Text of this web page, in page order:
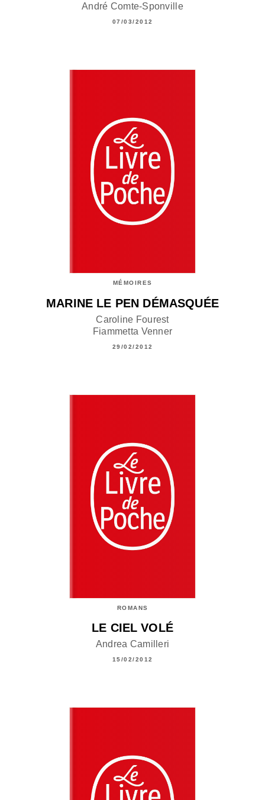
André Comte-Sponville
07/03/2012
MÉMOIRES
MARINE LE PEN DÉMASQUÉE
Caroline Fourest
Fiammetta Venner
29/02/2012
ROMANS
LE CIEL VOLÉ
Andrea Camilleri
15/02/2012